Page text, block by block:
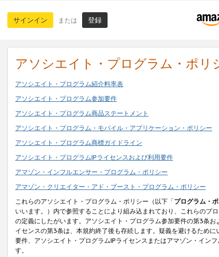
サインイン または 登録
アソシエイト・プログラム・ポリ
アソシエイト・プログラム紹介料率表
アソシエイト・プログラム参加要件
アソシエイト・プログラム商品ステートメント
アソシエイト・プログラム・モバイル・アプリケーション・ポリシー
アソシエイト・プログラム商標ガイドライン
アソシエイト・プログラムIPライセンスおよび利用要件
アマゾン・インフルエンサー・プログラム・ポリシー
アマゾン・クリエイター・アド・ブースト・プログラム・ポリシー
これらのアソシエイト・プログラム・ポリシー（以下「プログラム・
いいます。）内で参照することにより組み込まれており、これらのプ
の定義にしたがいます。アソシエイト・プログラム参加要件の第3条
イセンスの第3条は、本規約終了後も存続します。疑義を避けるため
要件、アソシエイト・プログラムIPライセンスまたはアマゾン・イン
す。